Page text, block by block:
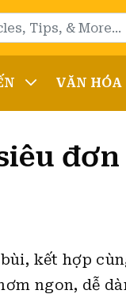
VĂN HÓA
kết hợp
ngon, dễ